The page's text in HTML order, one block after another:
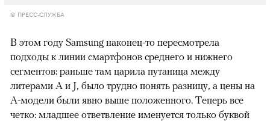
© ПРЕСС-СЛУЖБА
В этом году Samsung наконец-то пересмотрела
подходы к линии смартфонов среднего и нижнего
сегментов: раньше там царила путаница между
литерами A и J, было трудно понять разницу, а цены на
А-модели были явно выше положенного. Теперь все
четко: младшее ответвление именуется только буквой